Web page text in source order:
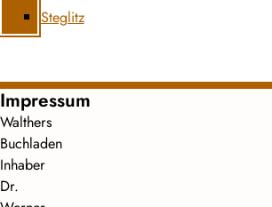
Steglitz
Impressum
Walthers
Buchladen
Inhaber
Dr.